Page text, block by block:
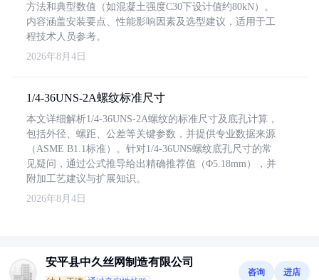
方法和典型数值（如混凝土强度C30下设计值约80kN）。
内容涵盖安装要点、性能影响因素及选型建议，适用于工
程技术人员参考。
2026年8月4日
1/4-36UNS-2A螺纹标准尺寸
本文详细解析1/4-36UNS-2A螺纹的标准尺寸及底孔计算，
包括外径、螺距、公差等关键参数，并提供专业数据来源
（ASME B1.1标准）。针对1/4-36UNS螺纹底孔尺寸的常
见疑问，通过公式推导给出精确推荐值（Φ5.18mm），并
附加工艺建议与扩展知识。
2026年8月4日
安平县中久丝网制造有限公司
咨询 进店